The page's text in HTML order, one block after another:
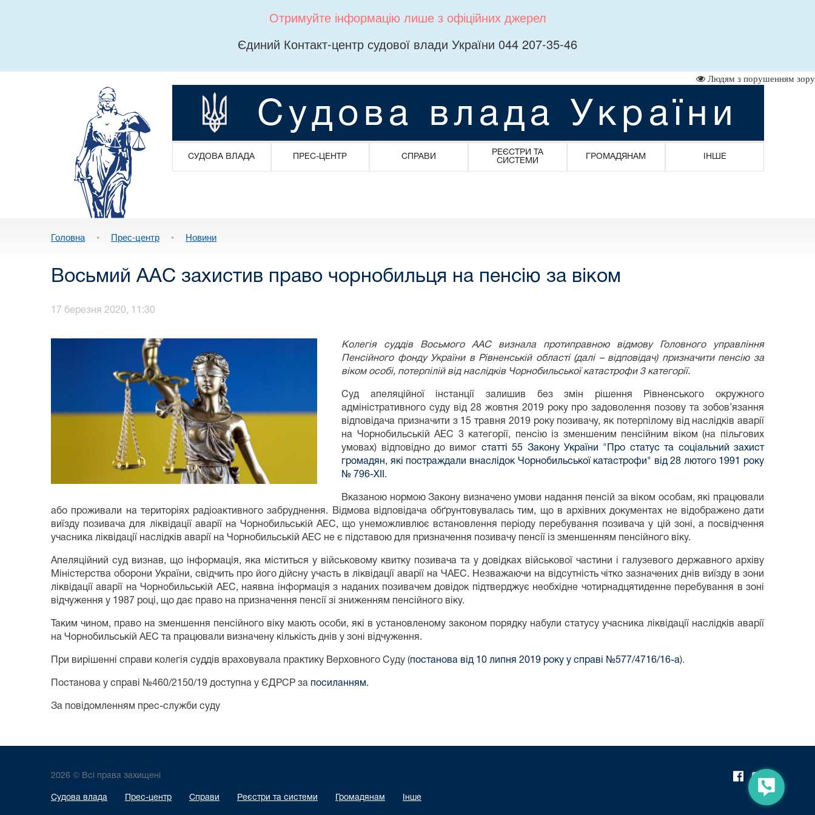
Отримуйте інформацію лише з офіційних джерел
Єдиний Контакт-центр судової влади України 044 207-35-46
Людям з порушенням зору
Судова влада України
СУДОВА ВЛАДА ПРЕС-ЦЕНТР СПРАВИ
РЕЄСТРИ ТА
СИСТЕМИ
ГРОМАДЯНАМ ІНШЕ
Головна • Прес-центр • Новини
Восьмий ААС захистив право чорнобильця на пенсію за віком
17 березня 2020, 11:30
Колегія суддів Восьмого ААС визнала протиправною відмову Головного управління
Пенсійного фонду України в Рівненській області (далі – відповідач) призначити пенсію за
віком особі, потерпілій від наслідків Чорнобильської катастрофи 3 категорії.
Суд апеляційної інстанції залишив без змін рішення Рівненського окружного
адміністративного суду від 28 жовтня 2019 року про задоволення позову та зобов’язання
відповідача призначити з 15 травня 2019 року позивачу, як потерпілому від наслідків аварії
на Чорнобильській АЕС 3 категорії, пенсію із зменшеним пенсійним віком (на пільгових
умовах) відповідно до вимог статті 55 Закону України "Про статус та соціальний захист
громадян, які постраждали внаслідок Чорнобильської катастрофи" від 28 лютого 1991 року
№ 796-ХІІ .
Вказаною нормою Закону визначено умови надання пенсій за віком особам, які працювали
або проживали на територіях радіоактивного забруднення. Відмова відповідача обґрунтовувалась тим, що в архівних документах не відображено дати
виїзду позивача для ліквідації аварії на Чорнобильській АЕС, що унеможливлює встановлення періоду перебування позивача у цій зоні, а посвідчення
учасника ліквідації наслідків аварії на Чорнобильській АЕС не є підставою для призначення позивачу пенсії із зменшенням пенсійного віку.
Апеляційний суд визнав, що інформація, яка міститься у військовому квитку позивача та у довідках військової частини і галузевого державного архіву
Міністерства оборони України, свідчить про його дійсну участь в ліквідації аварії на ЧАЕС. Незважаючи на відсутність чітко зазначених днів виїзду в зони
ліквідації аварії на Чорнобильській АЕС, наявна інформація з наданих позивачем довідок підтверджує необхідне чотирнадцятиденне перебування в зоні
відчуження у 1987 році, що дає право на призначення пенсії зі зниженням пенсійного віку.
Таким чином, право на зменшення пенсійного віку мають особи, які в установленому законом порядку набули статусу учасника ліквідації наслідків аварії
на Чорнобильській АЕС та працювали визначену кількість днів у зоні відчуження.
При вирішенні справи колегія суддів враховувала практику Верховного Суду ( постанова від 10 липня 2019 року у справі №577/4716/16-а).
Постанова у справі №460/2150/19 доступна у ЄДРСР за посиланням .
За повідомленням прес-служби суду
2026 © Всі права захищені
Судова влада Прес-центр Справи Реєстри та системи Громадянам Інше